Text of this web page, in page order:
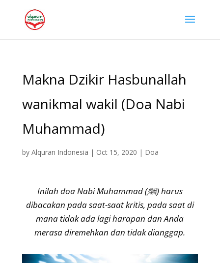
Makna Dzikir Hasbunallah
wanikmal wakil (Doa Nabi
Muhammad)
by Alquran Indonesia | Oct 15, 2020 | Doa
Inilah doa Nabi Muhammad (ﷺ) harus
dibacakan pada saat-saat kritis, pada saat di
mana tidak ada lagi harapan dan Anda
merasa diremehkan dan tidak dianggap.